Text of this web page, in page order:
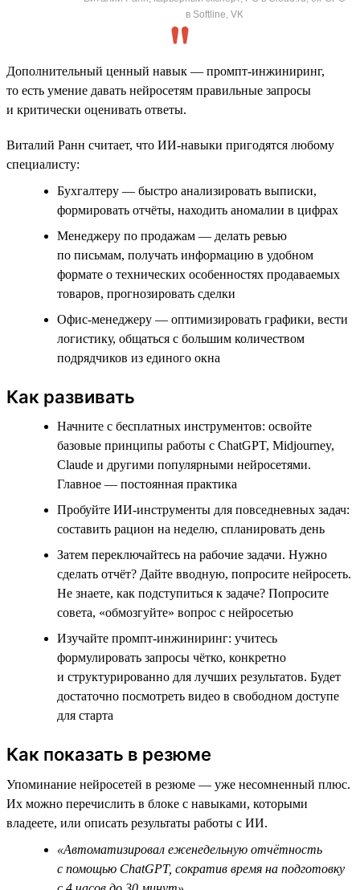
в Softline, VK
Дополнительный ценный навык — промпт-инжиниринг,
то есть умение давать нейросетям правильные запросы
и критически оценивать ответы.
Виталий Ранн считает, что ИИ-навыки пригодятся любому
специалисту:
Бухгалтеру — быстро анализировать выписки,
формировать отчёты, находить аномалии в цифрах
Менеджеру по продажам — делать ревью
по письмам, получать информацию в удобном
формате о технических особенностях продаваемых
товаров, прогнозировать сделки
Офис-менеджеру — оптимизировать графики, вести
логистику, общаться с большим количеством
подрядчиков из единого окна
Как развивать
Начните с бесплатных инструментов: освойте
базовые принципы работы с ChatGPT, Midjourney,
Claude и другими популярными нейросетями.
Главное — постоянная практика
Пробуйте ИИ-инструменты для повседневных задач:
составить рацион на неделю, спланировать день
Затем переключайтесь на рабочие задачи. Нужно
сделать отчёт? Дайте вводную, попросите нейросеть.
Не знаете, как подступиться к задаче? Попросите
совета, «обмозгуйте» вопрос с нейросетью
Изучайте промпт-инжиниринг: учитесь
формулировать запросы чётко, конкретно
и структурированно для лучших результатов. Будет
достаточно посмотреть видео в свободном доступе
для старта
Как показать в резюме
Упоминание нейросетей в резюме — уже несомненный плюс.
Их можно перечислить в блоке с навыками, которыми
владеете, или описать результаты работы с ИИ.
«Автоматизировал еженедельную отчётность
с помощью ChatGPT, сократив время на подготовку